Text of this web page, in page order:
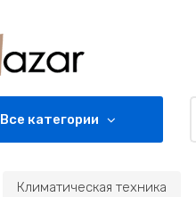
Все категории
Климатическая техника